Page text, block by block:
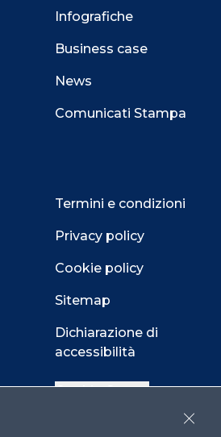
Infografiche
Business case
News
Comunicati Stampa
Termini e condizioni
Privacy policy
Cookie policy
Sitemap
Dichiarazione di
accessibilità
Cookie Center